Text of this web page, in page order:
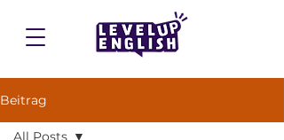
Beitrag
All Posts